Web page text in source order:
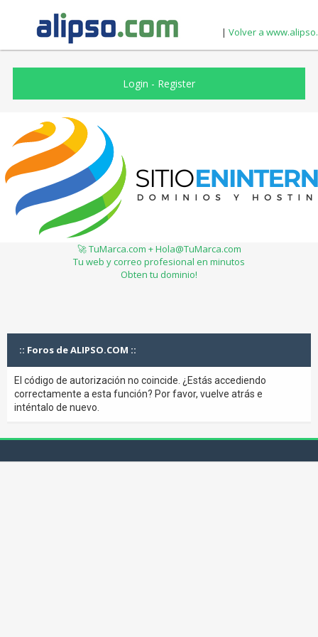
| Volver a
Login - Register
🚀 TuMarca.com + Hola@TuMarca.com
Tu web y correo profesional en minutos
Obten tu dominio!
:: Foros de ALIPSO.COM ::
El código de autorización no coincide. ¿Estás accediendo
correctamente a esta función? Por favor, vuelve atrás e
inténtalo de nuevo.